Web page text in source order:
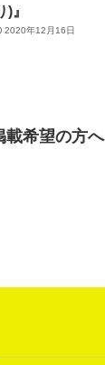
)』
2020年12月16日
載希望の方へ